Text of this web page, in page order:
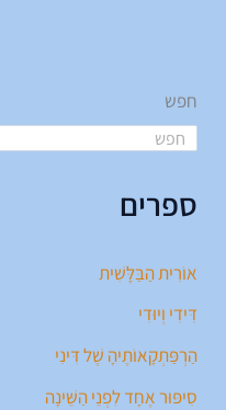
חפש
ספרים
אוֹרִית הַבַּלָּשִׁית
דִּידִי וְיוּדִי
הַרְפַּתְקָאוֹתֶיהָ שֶׁל דִּינִי
סִיפּוּר אֶחָד לִפְנֵי הַשֵּׁינָה